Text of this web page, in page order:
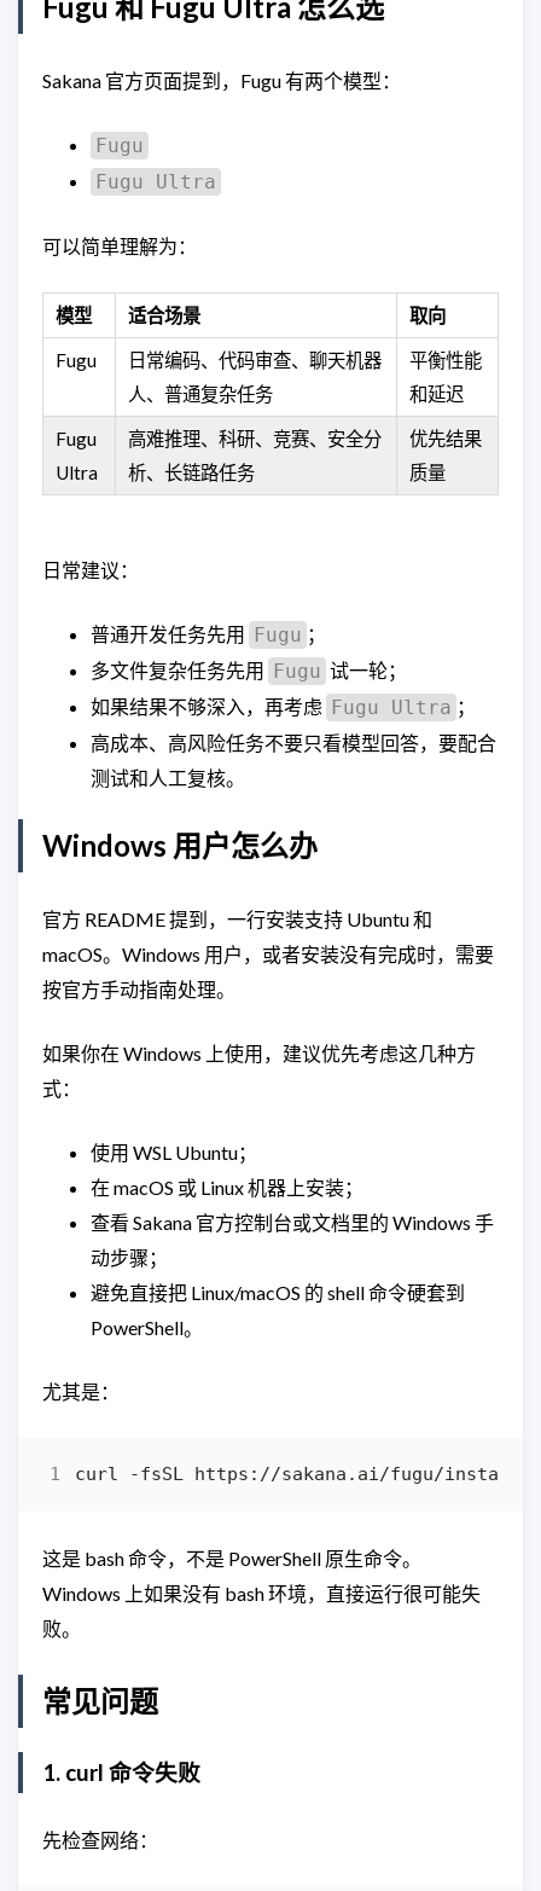
Sakana 官方页面提到，Fugu 有两个模型：
Fugu
Fugu Ultra
可以简单理解为：
模型 适合场景 取向
Fugu
日常编码、代码审查、聊天机器
人、普通复杂任务
平衡性能
和延迟
Fugu
Ultra
高难推理、科研、竞赛、安全分
析、长链路任务
优先结果
质量
日常建议：
普通开发任务先用 Fugu ；
多文件复杂任务先用 Fugu 试一轮；
如果结果不够深入，再考虑 Fugu Ultra ；
高成本、高风险任务不要只看模型回答，要配合
测试和人工复核。
Windows 用户怎么办
官方 README 提到，一行安装支持 Ubuntu 和
macOS。Windows 用户，或者安装没有完成时，需要
按官方手动指南处理。
如果你在 Windows 上使用，建议优先考虑这几种方
式：
使用 WSL Ubuntu；
在 macOS 或 Linux 机器上安装；
查看 Sakana 官方控制台或文档里的 Windows 手
动步骤；
避免直接把 Linux/macOS 的 shell 命令硬套到
PowerShell。
尤其是：
curl -fsSL https://sakana.ai/fugu/install
这是 bash 命令，不是 PowerShell 原生命令。
Windows 上如果没有 bash 环境，直接运行很可能失
败。
常见问题
1. curl 命令失败
先检查网络：